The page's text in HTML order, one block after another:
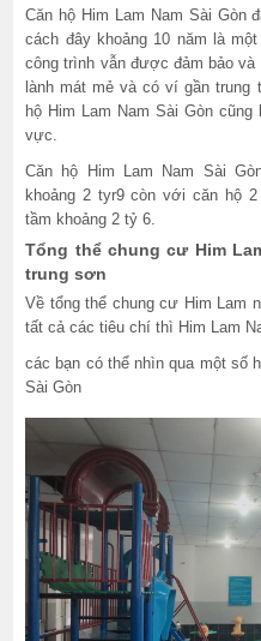
Căn hộ Him Lam Nam Sài
cách đây khoảng 10 năm là
công trình vẫn được đảm bảo
lành mát mẻ và có ví gần trung
hộ Him Lam Nam Sài Gòn
vực.
Căn hộ Him Lam Nam Sài
khoảng 2 tyr9 còn với căn hộ
tầm khoảng 2 tỷ 6.
Tổng thể chung cư Him
trung sơn
Về tổng thể chung cư Him Lam
tất cả các tiêu chí thì Him Lam
các bạn có thể nhìn qua một số
Sài Gòn